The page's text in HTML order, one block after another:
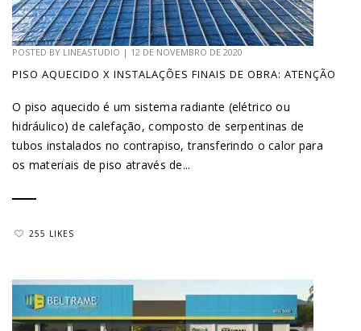
POSTED BY LINEASTUDIO | 12 DE NOVEMBRO DE 2020
PISO AQUECIDO X INSTALAÇÕES FINAIS DE OBRA: ATENÇÃO
O piso aquecido é um sistema radiante (elétrico ou
hidráulico) de calefação, composto de serpentinas de
tubos instalados no contrapiso, transferindo o calor para
os materiais de piso através de...
255 LIKES